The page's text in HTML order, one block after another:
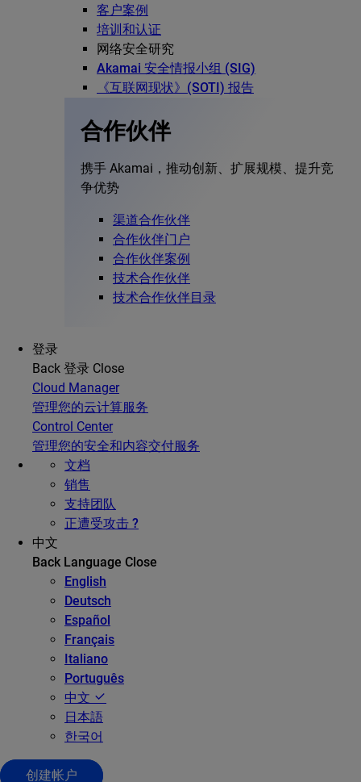
客户案例
培训和认证
网络安全研究
Akamai 安全情报小组 (SIG)
《互联网现状》(SOTI) 报告
合作伙伴
携手 Akamai，推动创新、扩展规模、提升竞
争优势
渠道合作伙伴
合作伙伴门户
合作伙伴案例
技术合作伙伴
技术合作伙伴目录
登录
Back 登录 Close
Cloud Manager
管理您的云计算服务
Control Center
管理您的安全和内容交付服务
文档
销售
支持团队
正遭受攻击 ?
中文
Back Language Close
English
Deutsch
Español
Français
Italiano
Português
中文
日本語
한국어
创建帐户